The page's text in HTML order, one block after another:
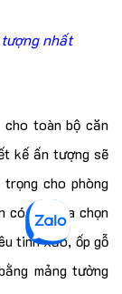
tượng nhất
toàn bộ căn
kế ấn tượng sẽ
cho phòng
có thể lựa chọn
tinh xảo, ốp gỗ
mảng tường